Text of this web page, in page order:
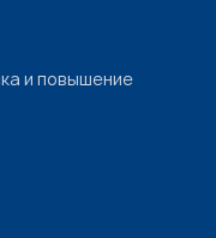
и повышение